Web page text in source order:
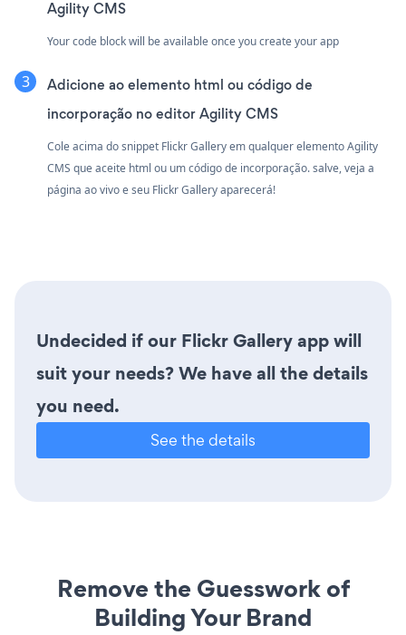
Agility CMS
Your code block will be available once you create your app
Adicione ao elemento html ou código de
incorporação no editor Agility CMS
Cole acima do snippet Flickr Gallery em qualquer elemento Agility
CMS que aceite html ou um código de incorporação. salve, veja a
página ao vivo e seu Flickr Gallery aparecerá!
Undecided if our Flickr Gallery app will
suit your needs? We have all the details
you need.
See the details
Remove the Guesswork of
Building Your Brand